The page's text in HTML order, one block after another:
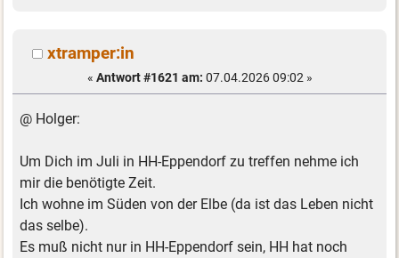
xtramper:in
« Antwort #1621 am: 07.04.2026 09:02 »
@ Holger:
Um Dich im Juli in HH-Eppendorf zu treffen nehme ich
mir die benötigte Zeit.
Ich wohne im Süden von der Elbe (da ist das Leben nicht
das selbe).
Es muß nicht nur in HH-Eppendorf sein, HH hat noch